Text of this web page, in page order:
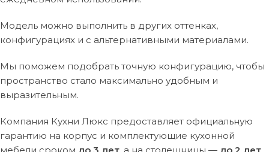
Модель можно выполнить в других оттенках,
конфигурациях и с альтернативными материалами.
Мы поможем подобрать точную конфигурацию, чтобы
пространство стало максимально удобным и
выразительным.
Компания Кухни Люкс предоставляет официальную
гарантию на корпус и комплектующие кухонной